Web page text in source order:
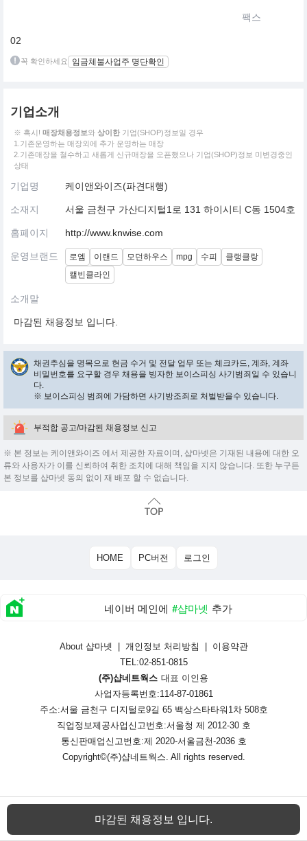
팩스
02
꼭 확인하세요 임금체불사업주 명단확인
기업소개
※ 혹시! 매장채용정보와 상이한 기업(SHOP)정보일 경우
1.기존운영하는 매장외에 추가 운영하는 매장
2.기존매장을 철수하고 새롭게 신규매장을 오픈했으나 기업(SHOP)정보 미변경중인
상태
기업명 케이앤와이즈(파견대행)
소재지 서울 금천구 가산디지털1로 131 하이시티 C동 1504호
홈페이지 http://www.knwise.com
운영브랜드 로엠 이랜드 모던하우스 mpg 수피
클랭클랑
캘빈클라인
소개말
마감된 채용정보 입니다.
채권추심을 명목으로 현금 수거 및 전달 업무 또는 체크카드, 계좌, 계좌
비밀번호를 요구할 경우 채용을 빙자한 보이스피싱 사기범죄일 수 있습니
다.
※ 보이스피싱 범죄에 가담하면 사기방조죄로 처벌받을수 있습니다.
부적합 공고/마감된 채용정보 신고
※ 본 정보는 케이앤와이즈 에서 제공한 자료이며, 샵마넷은 기재된 내용에 대한 오
류와 사용자가 이를 신뢰하여 취한 조치에 대해 책임을 지지 않습니다. 또한 누구든
본 정보를 샵마넷 동의 없이 재 배포 할 수 없습니다.
마감된 채용정보 입니다.
HOME PC버전 로그인
네이버 메인에 #샵마넷 추가
About 샵마넷 개인정보 처리방침
이용약관
TEL:02-851-0815
(주)샵네트웍스 대표 이인용
사업자등록번호:114-87-01861
주소:서울 금천구 디지털로9길 65 백상스타타워1차 508호
직업정보제공사업신고번호:서울청 제 2012-30 호
통신판매업신고번호:제 2020-서울금천-2036 호
Copyright©(주)샵네트웍스. All rights reserved.